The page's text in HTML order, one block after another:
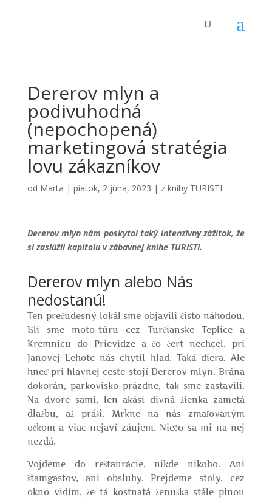
Dererov mlyn a
podivuhodná
(nepochopená)
marketingová stratégia
lovu zákazníkov
od Marta | piatok, 2 júna, 2023 | z knihy TURISTI
Dererov mlyn nám poskytol taký intenzívny zážitok, že
si zaslúžil kapitolu v zábavnej knihe TURISTI.
Dererov mlyn alebo Nás
nedostanú!
Ten prečudesný lokál sme objavili čisto náhodou.
Išli sme moto-túru cez Turčianske Teplice a
Kremnicu do Prievidze a čo čert nechcel, pri
Janovej Lehote nás chytil hlad. Taká diera. Ale
hneď pri hlavnej ceste stojí Dererov mlyn. Brána
dokorán, parkovisko prázdne, tak sme zastavili.
Na dvore sami, len akási divná žienka zametá
dlažbu, až práši. Mrkne na nás zmaľovaným
očkom a viac nejaví záujem. Niečo sa mi na nej
nezdá.
Vojdeme do reštaurácie, nikde nikoho. Ani
štamgastov, ani obsluhy. Prejdeme stoly, cez
okno vidím, že tá kostnatá ženuška stále plnou